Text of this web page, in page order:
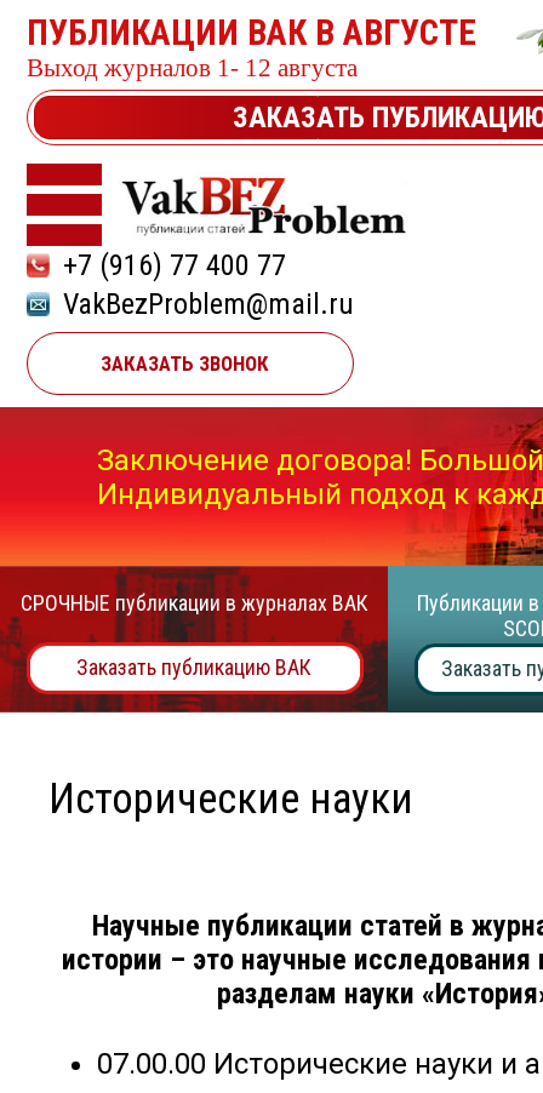
ПУБЛИКАЦИИ ВАК В АВГУСТЕ
Выход журналов 1- 12 августа
ЗАКАЗАТЬ
+7 (916) 77 400 77
VakBezProblem@mail.ru
ЗАКАЗАТЬ ЗВОНОК
Заключение договора!
Индивидуальный подход к
СРОЧНЫЕ публикации в журналах ВАК
Заказать публикацию ВАК
Публикации
Заказать
Исторические науки
Научные публикации статей в
истории – это научные
разделам науки
07.00.00 Исторические науки и